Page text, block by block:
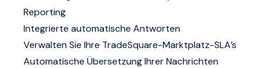
Reporting
Integrierte automatische Antworten
Verwalten Sie Ihre TradeSquare-Marktplatz-SLA’s
Automatische Übersetzung Ihrer Nachrichten